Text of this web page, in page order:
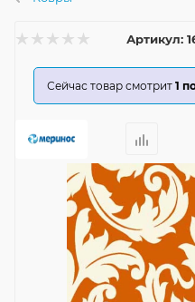
Артикул:
Сейчас товар смотрит 1